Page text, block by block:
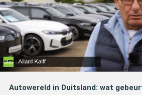
Autowereld in Duitsland: wat gebeurt er nadat je een